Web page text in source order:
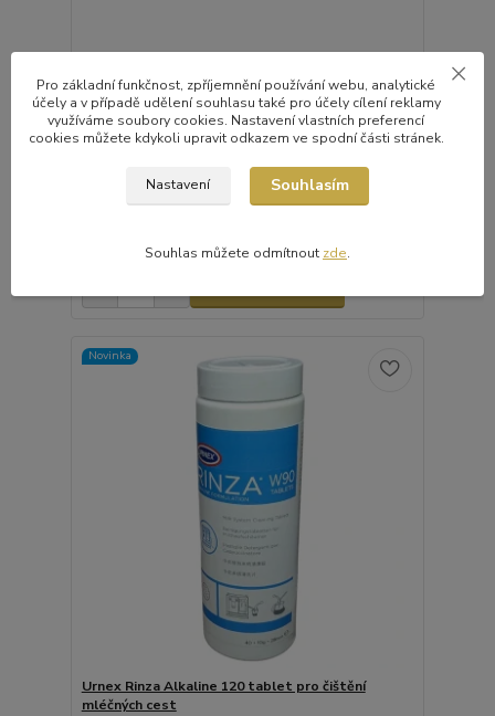
58 mm
Studio Barista čistící kartáček Studio Barista
kartáček slouží k čištění velmi těžce dostupných
míst v skupinové hlavě espresso kávovaru, kde
Kartáč se hodí pro většinu standardních komerčních
espresso kávovarů. materiál: rukojeť z plastu,
bez DPH
Novinka
Urnex Rinza Alkaline 120 tablet pro čištění
mléčných cest
Pro základní funkčnost, zpříjemnění používání webu, analytické
účely a v případě udělení souhlasu také pro účely cílení reklamy
využíváme soubory cookies. Nastavení vlastních preferencí
cookies můžete kdykoli upravit odkazem ve spodní části stránek.
Nastavení Souhlasím
Souhlas můžete odmítnout zde.